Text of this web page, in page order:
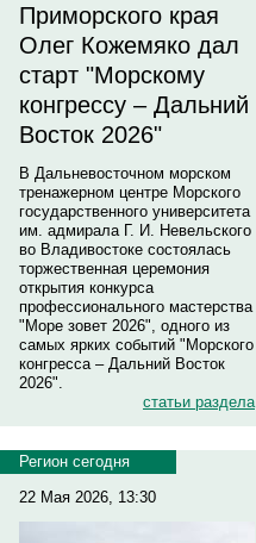
Приморского края
Олег Кожемяко дал
старт "Морскому
конгрессу – Дальний
Восток 2026"
В Дальневосточном морском
тренажерном центре Морского
государственного университета
им. адмирала Г. И. Невельского
во Владивостоке состоялась
торжественная церемония
открытия конкурса
профессионального мастерства
"Море зовет 2026", одного из
самых ярких событий "Морского
конгресса – Дальний Восток
2026".
статьи раздела
Регион сегодня
22 Мая 2026, 13:30